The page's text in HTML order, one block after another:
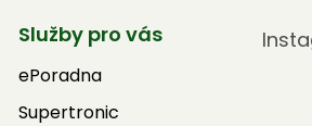
Služby pro vás
ePoradna
Supertronic